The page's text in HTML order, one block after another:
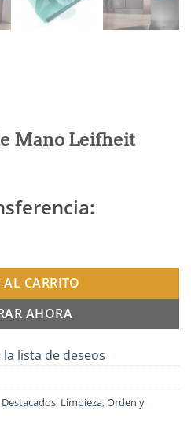
Mano Leifheit
CARRITO
AHORA
lista de deseos
Destacados, Limpieza,Orden y